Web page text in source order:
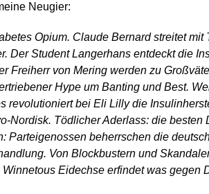
Neugier:
Opium. Claude Bernard streitet mit
Der Student Langerhans entdeckt die
Freiherr von Mering werden zu
Hype um Banting und Best.
revolutioniert bei Eli Lilly die
Nordisk. Tödlicher Aderlass: die besten
Parteigenossen beherrschen die
Von Blockbustern und
Eidechse erfindet was gegen